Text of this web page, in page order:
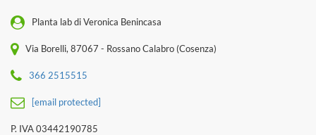
Planta lab di Veronica Benincasa
Via Borelli, 87067 - Rossano Calabro (Cosenza)
366 2515515
[email protected]
P. IVA 03442190785